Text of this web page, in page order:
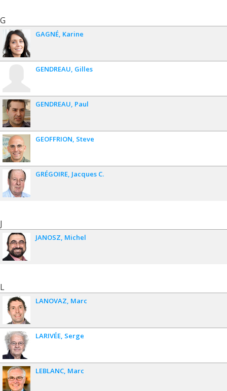
G
GAGNÉ Karine
GENDREAU Gilles
GENDREAU Paul
GEOFFRION Steve
GRÉGOIRE Jacques C.
J
JANOSZ Michel
L
LANOVAZ Marc
LARIVÉE Serge
LEBLANC Marc